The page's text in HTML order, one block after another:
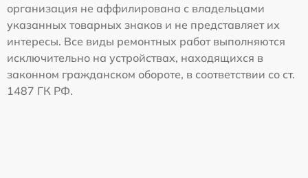
организация не аффилирована с владельцами
указанных товарных знаков и не представляет их
интересы. Все виды ремонтных работ выполняются
исключительно на устройствах, находящихся в
законном гражданском обороте, в соответствии со ст.
1487 ГК РФ.